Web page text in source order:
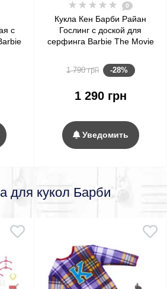
с
0
Кукла Кен Барби Райан
Гослинг с доской для
серфинга Barbie The Movie
(JBJ54)
1 790 грн -28%
1 290 грн
Уведомить
для кукол Барби